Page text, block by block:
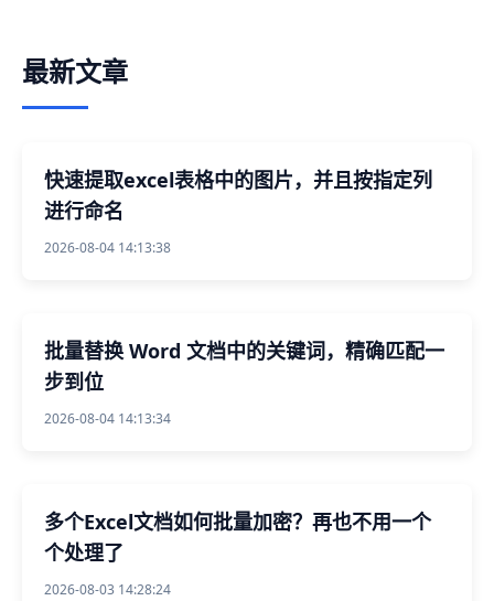
最新文章
快速提取excel表格中的图片，并且按指定列
进行命名
2026-08-04 14:13:38
批量替换 Word 文档中的关键词，精确匹配一
步到位
2026-08-04 14:13:34
多个Excel文档如何批量加密？再也不用一个
个处理了
2026-08-03 14:28:24